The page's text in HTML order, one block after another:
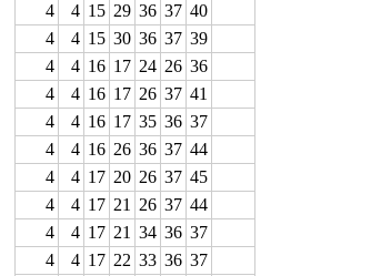
4
4 15 29 36 37 40
4
4 15 30 36 37 39
4
4 16 17 24 26 36
4
4 16 17 26 37 41
4
4 16 17 35 36 37
4
4 16 26 36 37 44
4
4 17 20 26 37 45
4
4 17 21 26 37 44
4
4 17 21 34 36 37
4
4 17 22 33 36 37